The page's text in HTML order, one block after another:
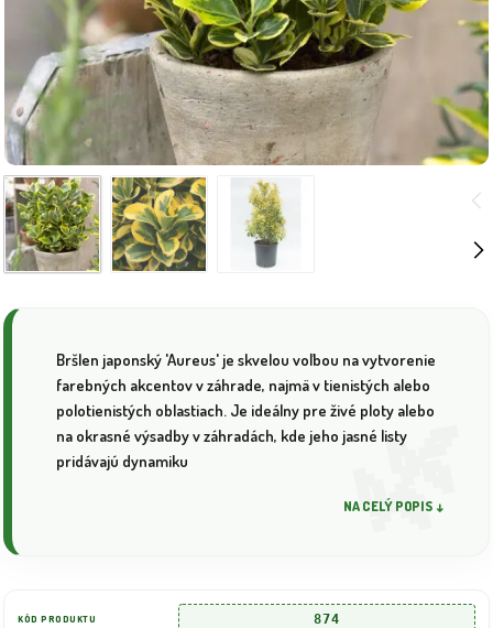
Bršlen japonský 'Aureus' je skvelou voľbou na vytvorenie
farebných akcentov v záhrade, najmä v tienistých alebo
polotienistých oblastiach. Je ideálny pre živé ploty alebo
na okrasné výsadby v záhradách, kde jeho jasné listy
pridávajú dynamiku
NA CELÝ POPIS ↓
KÓD PRODUKTU 874